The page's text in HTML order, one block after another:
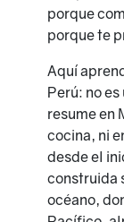
porque
porque te
Aquí
Perú: no
resume en
cocina, ni
desde el
construida
océano,